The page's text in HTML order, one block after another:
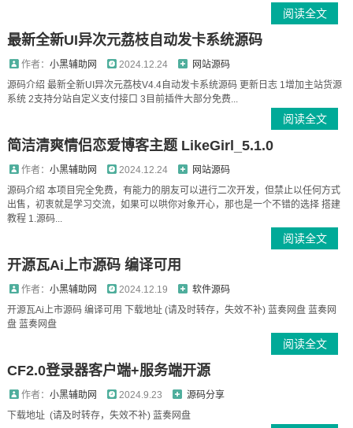
阅读全文
最新全新UI异次元荔枝自动发卡系统源码
作者： 小黑辅助网 2024.12.24
网站源码
源码介绍 最新全新UI异次元荔枝V4.4自动发卡系统源码 更新日志 1增加主站货源
系统 2支持分站自定义支付接口 3目前插件大部分免费...
阅读全文
简洁清爽情侣恋爱博客主题 LikeGirl_5.1.0
作者： 小黑辅助网 2024.12.24
网站源码
源码介绍 本项目完全免费，有能力的朋友可以进行二次开发，但禁止以任何方式
出售，初衷就是学习交流，如果可以哄你对象开心，那也是一个不错的选择 搭建
教程 1.源码...
阅读全文
开源瓦Ai上市源码 编译可用
作者： 小黑辅助网 2024.12.19
软件源码
开源瓦Ai上市源码 编译可用 下载地址 (请及时转存，失效不补) 蓝奏网盘 蓝奏网
盘 蓝奏网盘
阅读全文
CF2.0登录器客户端+服务端开源
作者： 小黑辅助网 2024.9.23
源码分享
下载地址 (请及时转存，失效不补) 蓝奏网盘